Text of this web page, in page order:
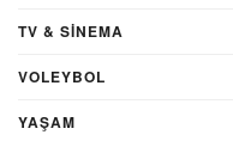
TV & SINEMA
VOLEYBOL
YAŞAM